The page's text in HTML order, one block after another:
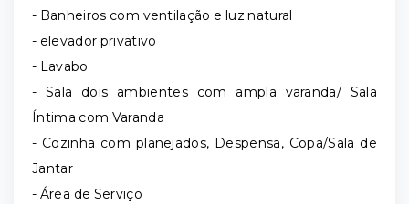
- Banheiros com ventilação e luz natural
- elevador privativo
- Lavabo
- Sala dois ambientes com ampla varanda/ Sala
Íntima com Varanda
- Cozinha com planejados, Despensa, Copa/Sala de
Jantar
- Área de Serviço